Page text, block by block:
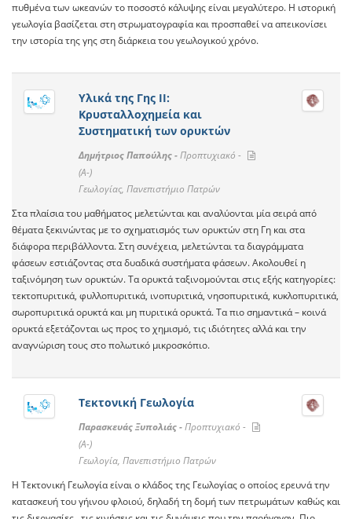
πυθμένα των ωκεανών το ποσοστό κάλυψης είναι μεγαλύτερο. Η ιστορική
γεωλογία βασίζεται στη στρωματογραφία και προσπαθεί να απεικονίσει
την ιστορία της γης στη διάρκεια του γεωλογικού χρόνο.
Υλικά της Γης ΙI:
Κρυσταλλοχημεία και
Συστηματική των ορυκτών
Δημήτριος Παπούλης -Προπτυχιακό -
(A-)
Γεωλογίας, Πανεπιστήμιο Πατρών
Στα πλαίσια του μαθήματος μελετώνται και αναλύονται μία σειρά από
θέματα ξεκινώντας με το σχηματισμός των ορυκτών στη Γη και στα
διάφορα περιβάλλοντα. Στη συνέχεια, μελετώνται τα διαγράμματα
φάσεων εστιάζοντας στα δυαδικά συστήματα φάσεων. Ακολουθεί η
ταξινόμηση των ορυκτών. Τα ορυκτά ταξινομούνται στις εξής κατηγορίες:
τεκτοπυριτικά, φυλλοπυριτικά, ινοπυριτικά, νησοπυριτικά, κυκλοπυριτικά,
σωροπυριτικά ορυκτά και μη πυριτικά ορυκτά. Τα πιο σημαντικά – κοινά
ορυκτά εξετάζονται ως προς το χημισμό, τις ιδιότητες αλλά και την
αναγνώριση τους στο πολωτικό μικροσκόπιο.
Τεκτονική Γεωλογία
Παρασκευάς Ξυπολιάς -Προπτυχιακό -
(A-)
Γεωλογία, Πανεπιστήμιο Πατρών
Η Τεκτονική Γεωλογία είναι ο κλάδος της Γεωλογίας ο οποίος ερευνά την
κατασκευή του γήινου φλοιού, δηλαδή τη δομή των πετρωμάτων καθώς και